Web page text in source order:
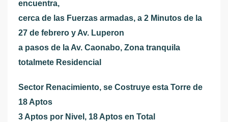
encuentra,
cerca de las Fuerzas armadas, a 2 Minutos de la
27 de febrero y Av. Luperon
a pasos de la Av. Caonabo, Zona tranquila
totalmete Residencial
Sector Renacimiento, se Costruye esta Torre de
18 Aptos
3 Aptos por Nivel, 18 Aptos en Total